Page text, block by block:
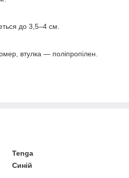
до 3,5–4 см.
втулка — поліпропілен.
Tenga
Синій